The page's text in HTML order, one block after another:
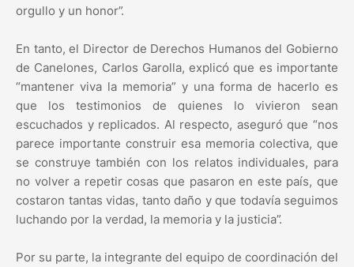
orgullo y un honor”.
En tanto, el Director de Derechos Humanos del Gobierno
de Canelones, Carlos Garolla, explicó que es importante
“mantener viva la memoria” y una forma de hacerlo es
que los testimonios de quienes lo vivieron sean
escuchados y replicados. Al respecto, aseguró que “nos
parece importante construir esa memoria colectiva, que
se construye también con los relatos individuales, para
no volver a repetir cosas que pasaron en este país, que
costaron tantas vidas, tanto daño y que todavía seguimos
luchando por la verdad, la memoria y la justicia”.
Por su parte, la integrante del equipo de coordinación del